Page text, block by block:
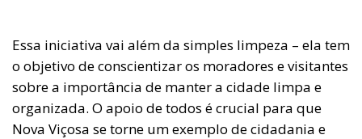
Essa iniciativa vai além da simples limpeza – ela tem
o objetivo de conscientizar os moradores e visitantes
sobre a importância de manter a cidade limpa e
organizada. O apoio de todos é crucial para que
Nova Viçosa se torne um exemplo de cidadania e